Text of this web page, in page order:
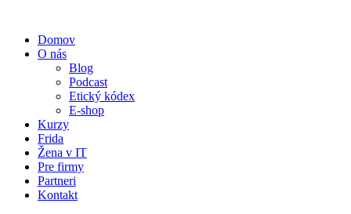
obsah
Domov
O nás
Blog
Podcast
Etický kódex
E-shop
Kurzy
Frida
Žena v IT
Pre firmy
Partneri
Kontakt